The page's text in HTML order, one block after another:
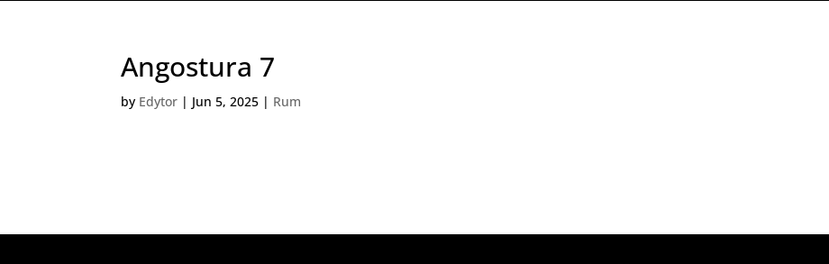
Angostura 7
by Edytor | Jun 5, 2025 | Rum